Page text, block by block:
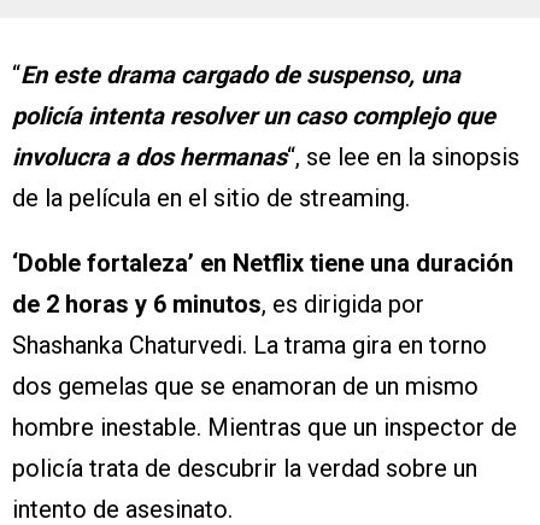
“En este drama cargado de suspenso, una
policía intenta resolver un caso complejo que
involucra a dos hermanas“, se lee en la sinopsis
de la película en el sitio de streaming.
‘Doble fortaleza’ en Netflix tiene una duración
de 2 horas y 6 minutos, es dirigida por
Shashanka Chaturvedi. La trama gira en torno
dos gemelas que se enamoran de un mismo
hombre inestable. Mientras que un inspector de
policía trata de descubrir la verdad sobre un
intento de asesinato.